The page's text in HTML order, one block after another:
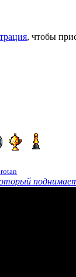
, чтобы